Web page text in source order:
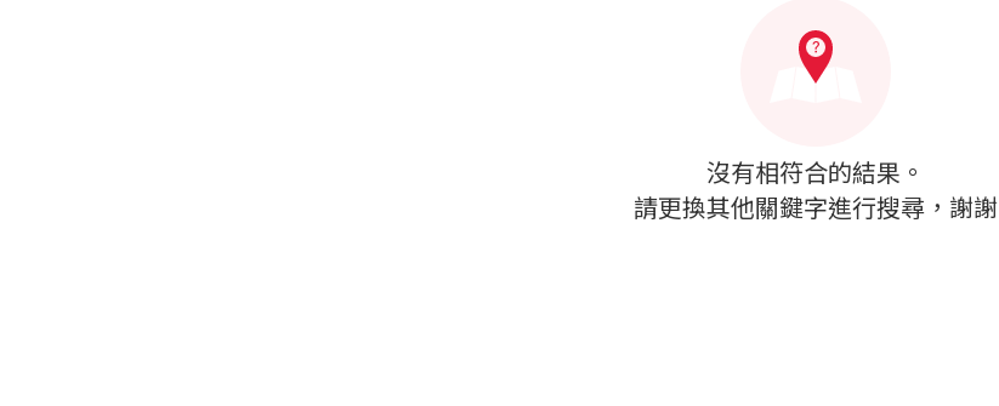
沒有相符合的結果。
請更換其他關鍵字進行搜尋，謝謝